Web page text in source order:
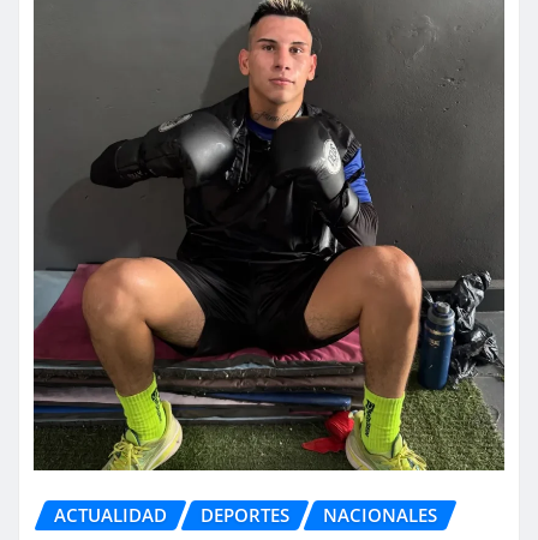
ACTUALIDAD DEPORTES NACIONALES